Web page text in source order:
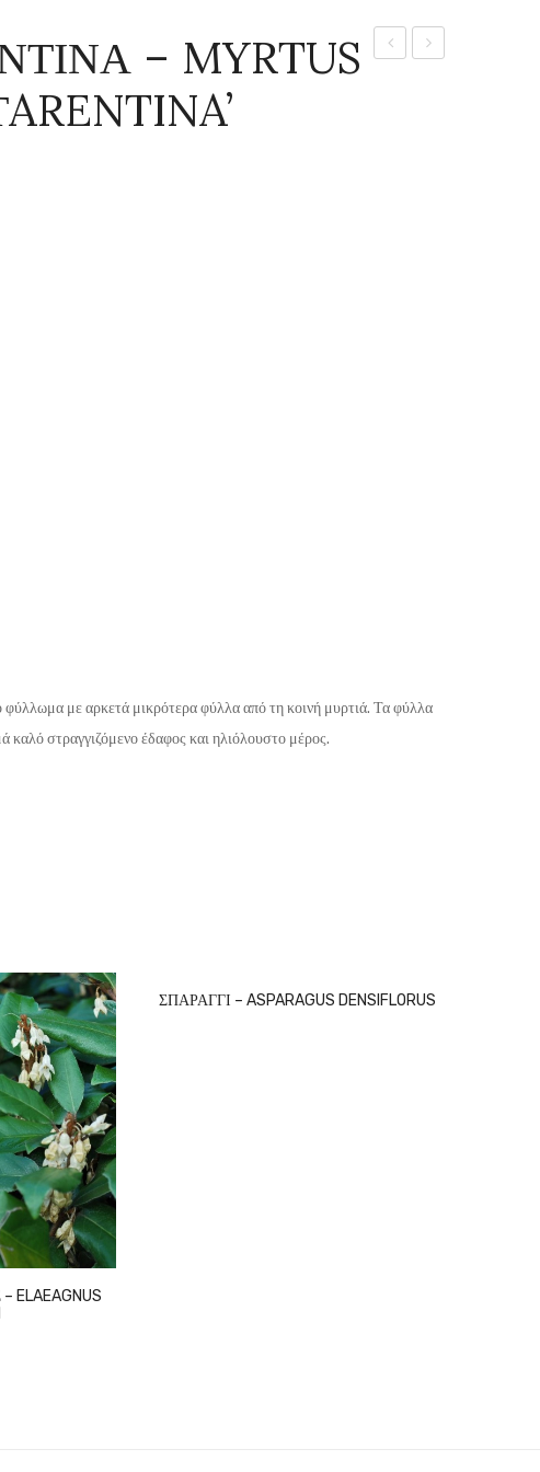
– MYRTUS
φύλλωμα με αρκετά μικρότερα φύλλα από τη κοινή μυρτιά. Τα φύλλα
καλό στραγγιζόμενο έδαφος και ηλιόλουστο μέρος.
ELAEAGNUS
ΣΠΑΡΑΓΓΙ – ASPARAGUS DENSIFLORUS